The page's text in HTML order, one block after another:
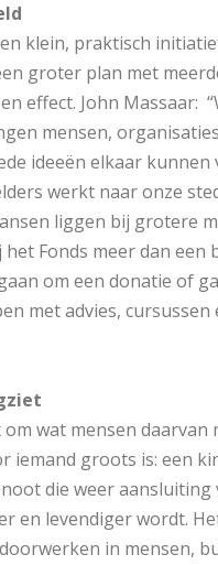
klein, praktisch
groter plan met
effect. John Massaar:
mensen,
ideeën elkaar kunnen
werkt naar onze
liggen bij grotere
Fonds meer dan een
om een donatie of
met advies, cursussen
wat mensen daarvan
iemand groots is: een
die weer aansluiting
en levendiger wordt.
in mensen,